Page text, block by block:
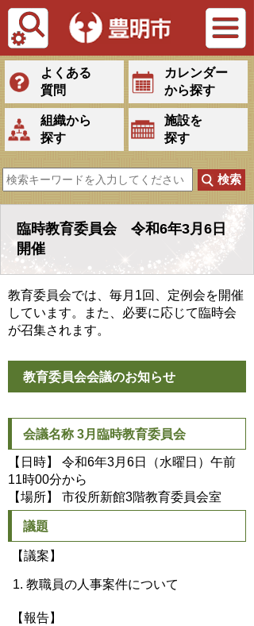
Tiếng Việt
よくある
質問
カレンダー
から探す
組織から
探す
施設を
探す
臨時教育委員会 令和6年3月6日
開催
教育委員会では、毎月1回、定例会を開催
しています。また、必要に応じて臨時会
が召集されます。
教育委員会会議のお知らせ
会議名称 3月臨時教育委員会
【日時】 令和6年3月6日（水曜日）午前
11時00分から
【場所】 市役所新館3階教育委員会室
議題
【議案】
教職員の人事案件について
【報告】